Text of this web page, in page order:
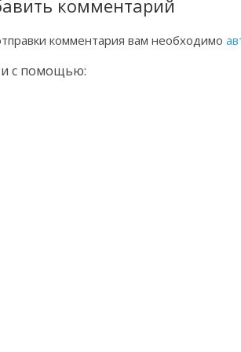
комментарий
комментария вам необходимо
с помощью: